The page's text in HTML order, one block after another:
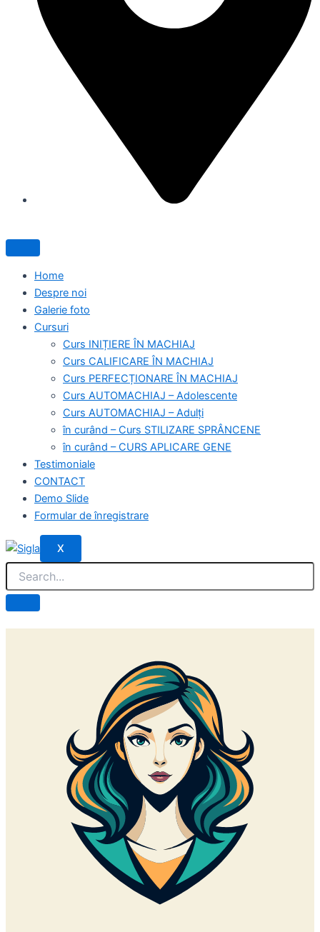
Home
Despre noi
Galerie foto
Cursuri
Curs INIȚIERE ÎN MACHIAJ
Curs CALIFICARE ÎN MACHIAJ
Curs PERFECȚIONARE ÎN MACHIAJ
Curs AUTOMACHIAJ – Adolescente
Curs AUTOMACHIAJ – Adulți
în curând – Curs STILIZARE SPRÂNCENE
în curând – CURS APLICARE GENE
Testimoniale
CONTACT
Demo Slide
Formular de înregistrare
X